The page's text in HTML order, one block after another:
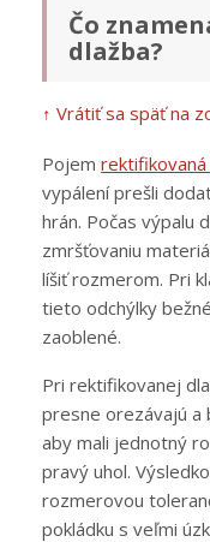
Čo
dlažba?
↑ Vrátiť sa späť na
Pojem rektifikovaná
vypálení prešli
hrán. Počas výpalu
zmršťovaniu
líšiť rozmerom. Pri
tieto odchýlky
zaoblené.
Pri rektifikovanej
presne orezávajú a
aby mali jednotný
pravý uhol.
rozmerovou
pokládku s veľmi